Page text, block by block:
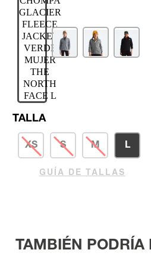
TALLA
XS S M L
GUÍA DE TALLAS
TAMBIÉN PODRÍA